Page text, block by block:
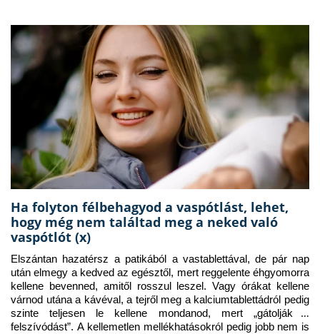
Ha folyton félbehagyod a vaspótlást, lehet,
hogy még nem találtad meg a neked való
vaspótlót (x)
Elszántan hazatérsz a patikából a vastablettával, de pár nap
után elmegy a kedved az egésztől, mert reggelente éhgyomorra
kellene bevenned, amitől rosszul leszel. Vagy órákat kellene
várnod utána a kávéval, a tejről meg a kalciumtablettádról pedig
szinte teljesen le kellene mondanod, mert „gátolják a
felszívódást”. A kellemetlen mellékhatásokról pedig jobb nem is